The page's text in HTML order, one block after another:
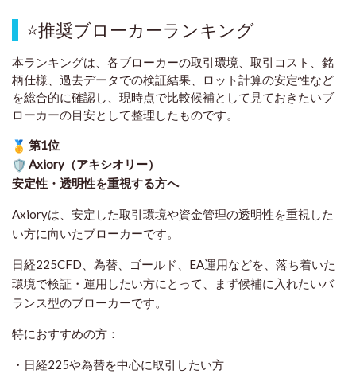
⭐推奨ブローカーランキング
本ランキングは、各ブローカーの取引環境、取引コスト、銘
柄仕様、過去データでの検証結果、ロット計算の安定性など
を総合的に確認し、現時点で比較候補として見ておきたいブ
ローカーの目安として整理したものです。
第1位
Axiory（アキシオリー）
安定性・透明性を重視する方へ
Axioryは、安定した取引環境や資金管理の透明性を重視した
い方に向いたブローカーです。
日経225CFD、為替、ゴールド、EA運用などを、落ち着いた
環境で検証・運用したい方にとって、まず候補に入れたいバ
ランス型のブローカーです。
特におすすめの方：
・日経225や為替を中心に取引したい方